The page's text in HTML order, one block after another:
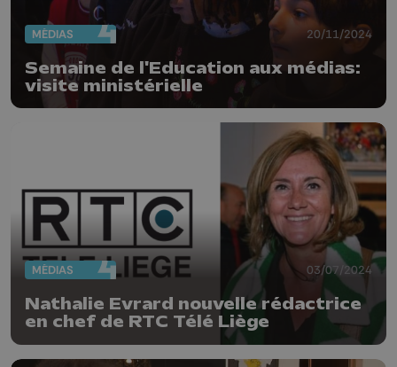
MÉDIAS 20/11/2024
Semaine de l'Education aux médias:
visite ministérielle
MÉDIAS 03/07/2024
Nathalie Evrard nouvelle rédactrice
en chef de RTC Télé Liège